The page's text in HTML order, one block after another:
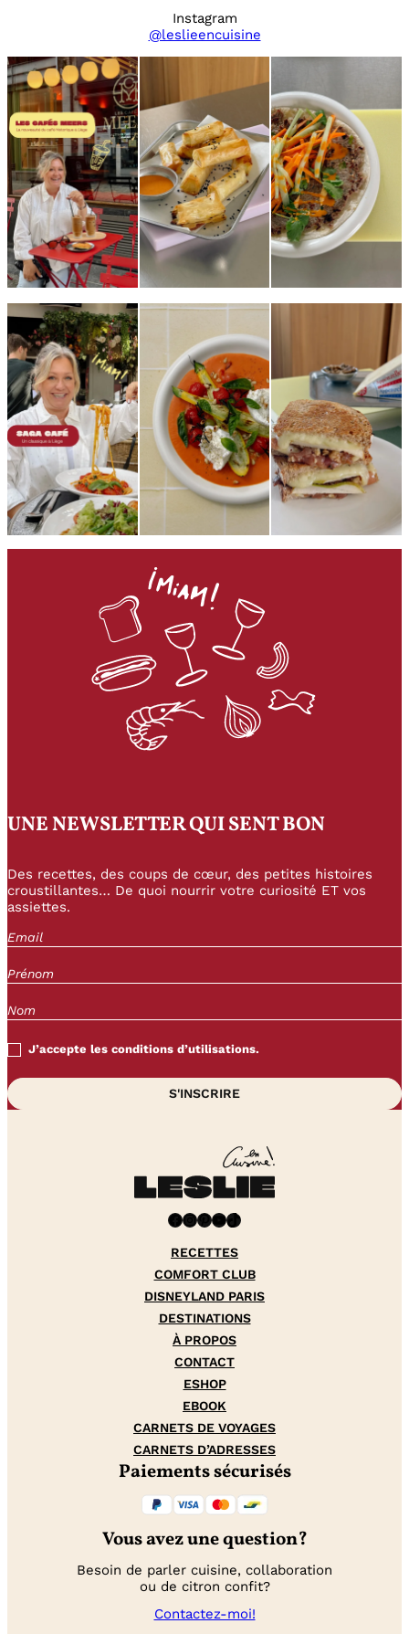
Instagram
@leslieencuisine
UNE NEWSLETTER QUI SENT BON
Des recettes, des coups de cœur, des petites histoires
croustillantes… De quoi nourrir votre curiosité ET vos
assiettes.
J’accepte les conditions d’utilisations.
Facebook InstagramPinterest YouTube TikTok
RECETTES
COMFORT CLUB
DISNEYLAND PARIS
DESTINATIONS
À PROPOS
CONTACT
ESHOP
EBOOK
CARNETS DE VOYAGES
CARNETS D’ADRESSES
Paiements sécurisés
Vous avez une question?
Besoin de parler cuisine, collaboration
ou de citron confit?
Contactez-moi!